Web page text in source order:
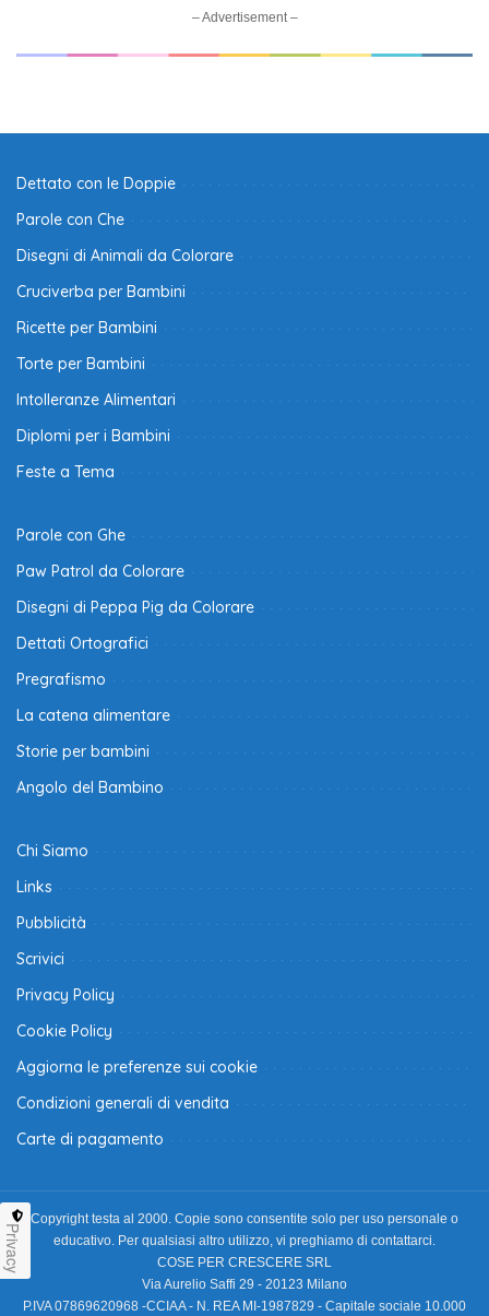
– Advertisement –
Dettato con le Doppie
Parole con Che
Disegni di Animali da Colorare
Cruciverba per Bambini
Ricette per Bambini
Torte per Bambini
Intolleranze Alimentari
Diplomi per i Bambini
Feste a Tema
Parole con Ghe
Paw Patrol da Colorare
Disegni di Peppa Pig da Colorare
Dettati Ortografici
Pregrafismo
La catena alimentare
Storie per bambini
Angolo del Bambino
Chi Siamo
Links
Pubblicità
Scrivici
Privacy Policy
Cookie Policy
Aggiorna le preferenze sui cookie
Condizioni generali di vendita
Carte di pagamento
Copyright testa al 2000. Copie sono consentite solo per uso personale o
educativo. Per qualsiasi altro utilizzo, vi preghiamo di contattarci.
COSE PER CRESCERE SRL
Via Aurelio Saffi 29 - 20123 Milano
P.IVA 07869620968 -CCIAA - N. REA MI-1987829 - Capitale sociale 10.000
Privacy